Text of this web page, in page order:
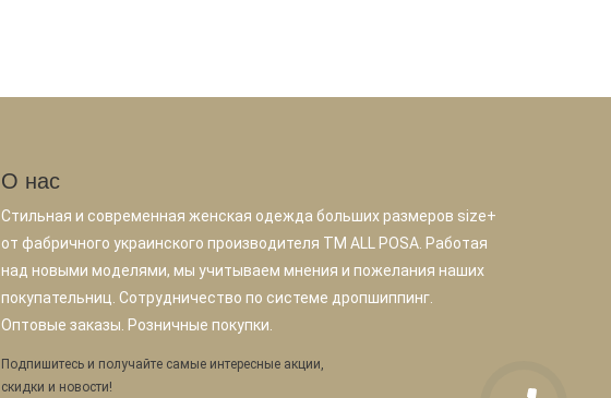
О нас
Стильная и современная женская одежда больших размеров size+
от фабричного украинского производителя TM ALL POSA. Работая
над новыми моделями, мы учитываем мнения и пожелания наших
покупательниц. Сотрудничество по системе дропшиппинг.
Оптовые заказы. Розничные покупки.
Подпишитесь и получайте самые интересные акции,
скидки и новости!